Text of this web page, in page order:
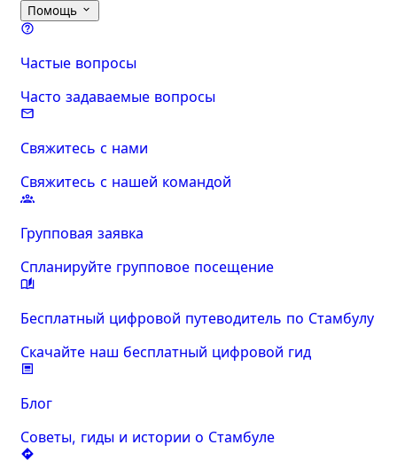
Помощь
Частые вопросы
Часто задаваемые вопросы
Свяжитесь с нами
Свяжитесь с нашей командой
Групповая заявка
Спланируйте групповое посещение
Бесплатный цифровой путеводитель по Стамбулу
Скачайте наш бесплатный цифровой гид
Блог
Советы, гиды и истории о Стамбуле